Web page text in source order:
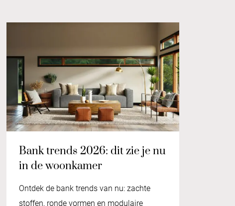
Bank trends 2026: dit zie je nu
in de woonkamer
Ontdek de bank trends van nu: zachte
stoffen, ronde vormen en modulaire